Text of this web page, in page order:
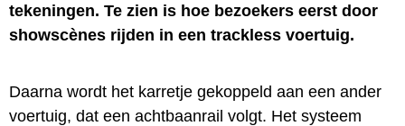
tekeningen. Te zien is hoe bezoekers eerst door
showscènes rijden in een trackless voertuig.
Daarna wordt het karretje gekoppeld aan een ander
voertuig, dat een achtbaanrail volgt. Het systeem